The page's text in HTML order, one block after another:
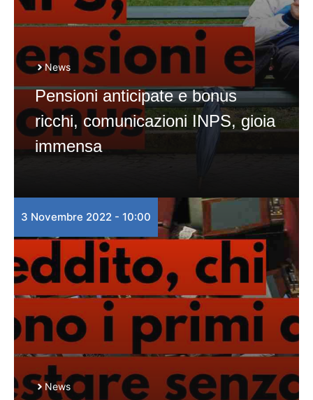
News
Pensioni anticipate e bonus
ricchi, comunicazioni INPS, gioia
immensa
3 Novembre 2022 - 10:00
News